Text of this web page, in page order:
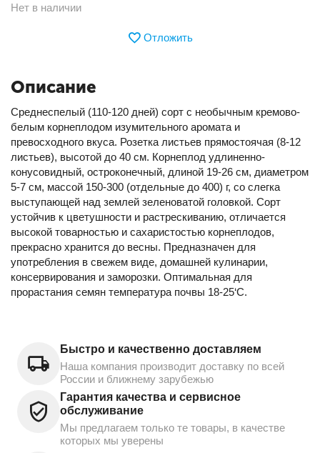
Нет в наличии
Отложить
Описание
Среднеспелый (110-120 дней) сорт с необычным кремово-
белым корнеплодом изумительного аромата и
превосходного вкуса. Розетка листьев прямостоячая (8-12
листьев), высотой до 40 см. Корнеплод удлиненно-
конусовидный, остроконечный, длиной 19-26 см, диаметром
5-7 см, массой 150-300 (отдельные до 400) г, со слегка
выступающей над землей зеленоватой головкой. Сорт
устойчив к цветушности и растрескиванию, отличается
высокой товарностью и сахаристостью корнеплодов,
прекрасно хранится до весны. Предназначен для
употребления в свежем виде, домашней кулинарии,
консервирования и заморозки. Оптимальная для
прорастания семян температура почвы 18-25‘С.
Быстро и качественно доставляем
Наша компания производит доставку по всей
России и ближнему зарубежью
Гарантия качества и сервисное
обслуживание
Мы предлагаем только те товары, в качестве
которых мы уверены